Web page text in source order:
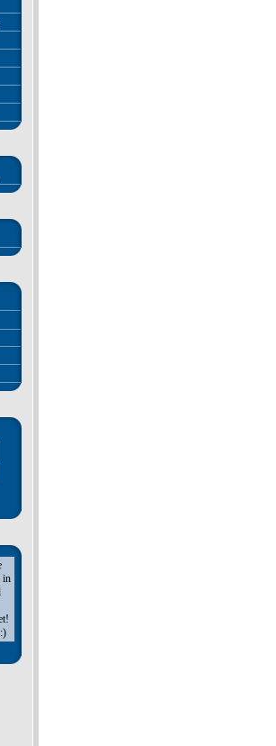
in